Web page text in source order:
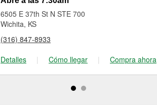
6505 E 37th St N STE 700
Wichita, KS
(316) 847-8933
Detalles
| Cómo llegar | Compra ahora